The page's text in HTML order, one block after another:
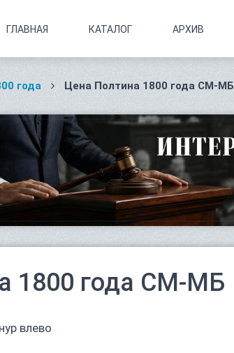
ГЛАВНАЯ КАТАЛОГ АРХИВ
года Цена Полтина 1800 года СМ-МБ
1800 года СМ-МБ
влево